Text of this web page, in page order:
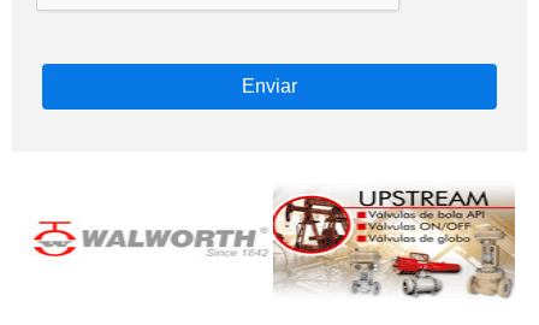
Enviar